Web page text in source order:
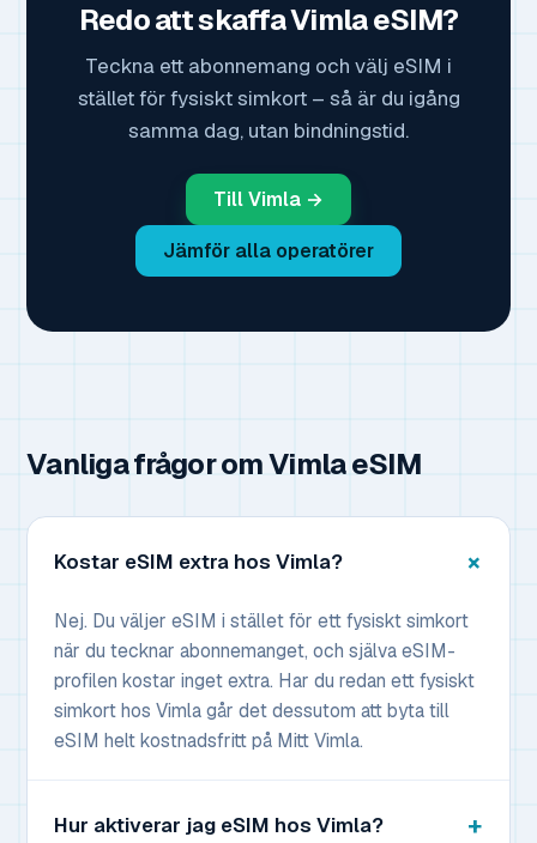
Redo att skaffa Vimla eSIM?
Teckna ett abonnemang och välj eSIM i
stället för fysiskt simkort – så är du igång
samma dag, utan bindningstid.
Till Vimla →
Jämför alla operatörer
Vanliga frågor om Vimla eSIM
Kostar eSIM extra hos Vimla?
Nej. Du väljer eSIM i stället för ett fysiskt simkort
när du tecknar abonnemanget, och själva eSIM-
profilen kostar inget extra. Har du redan ett fysiskt
simkort hos Vimla går det dessutom att byta till
eSIM helt kostnadsfritt på Mitt Vimla.
Hur aktiverar jag eSIM hos Vimla?